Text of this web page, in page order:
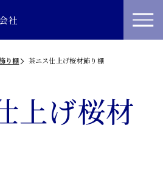
社
り棚 茶ニス仕上げ桜材飾り棚
上げ桜材